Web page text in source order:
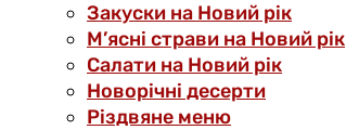
Закуски на Новий рік
М’ясні страви на Новий рік
Салати на Новий рік
Новорічні десерти
Різдвяне меню